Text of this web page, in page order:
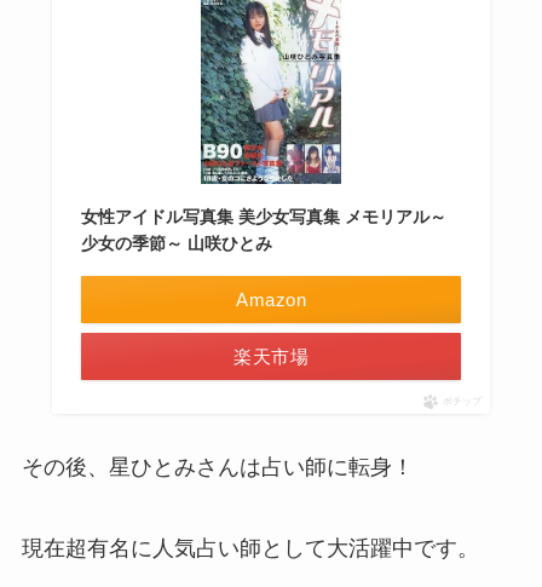
女性アイドル写真集 美少女写真集 メモリアル～
少女の季節～ 山咲ひとみ
Amazon
楽天市場
ポチップ
その後、星ひとみさんは占い師に転身！
現在超有名に人気占い師として大活躍中です。